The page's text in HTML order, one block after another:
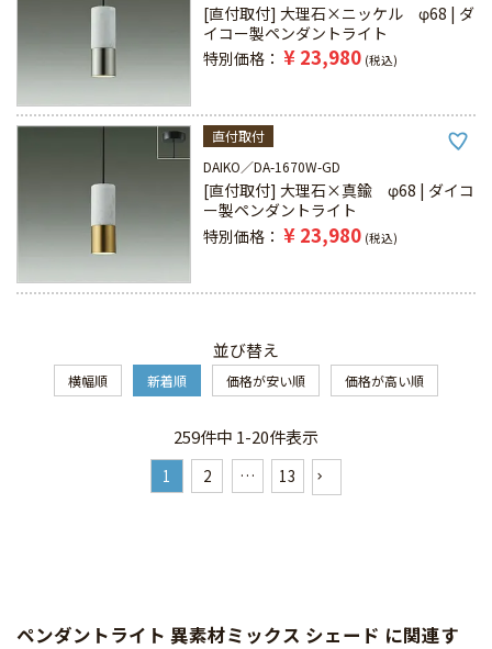
[直付取付] 大理石×ニッケル φ68 | ダ
イコー製ペンダントライト
特別価格
¥ 23,980 税込
直付取付
DAIKO
DA-1670W-GD
[直付取付] 大理石×真鍮 φ68 | ダイコ
ー製ペンダントライト
特別価格
¥ 23,980 税込
並び替え
横幅順 新着順 価格が安い順 価格が高い順
259件中 1-20件表示
1 2 … 13
ペンダントライト 異素材ミックス シェード に関連す